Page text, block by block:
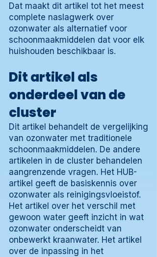
Dat maakt dit artikel tot het meest
complete naslagwerk over
ozonwater als alternatief voor
schoonmaakmiddelen dat voor elk
huishouden beschikbaar is.
Dit artikel als
onderdeel van de
cluster
Dit artikel behandelt de vergelijking
van ozonwater met traditionele
schoonmaakmiddelen. De andere
artikelen in de cluster behandelen
aangrenzende vragen. Het HUB-
artikel geeft de basiskennis over
ozonwater als reinigingsvloeistof.
Het artikel over het verschil met
gewoon water geeft inzicht in wat
ozonwater onderscheidt van
onbewerkt kraanwater. Het artikel
over de inpassing in het